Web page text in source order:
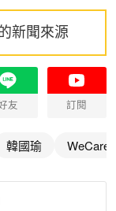
新聞來源
友 訂閱
韓國瑜 WeCare